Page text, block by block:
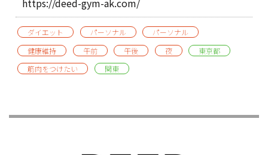
https://deed-gym-ak.com/
ダイエット パーソナル
パーソナル
健康維持
午前 午後 夜
東京都
筋肉をつけたい
関東